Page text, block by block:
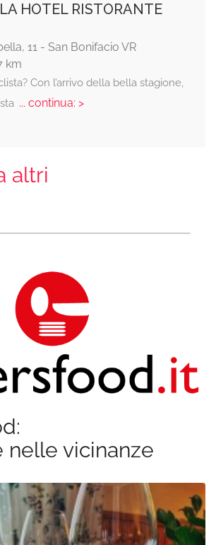
HOTEL RISTORANTE
11 - San Bonifacio VR
km
Con l’arrivo della bella stagione,
... continua: >
altri
nelle vicinanze